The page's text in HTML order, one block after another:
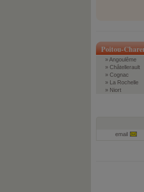
Poitou-
» Angoulême
» Châtellerault
» Cognac
» La Rochelle
» Niort
email